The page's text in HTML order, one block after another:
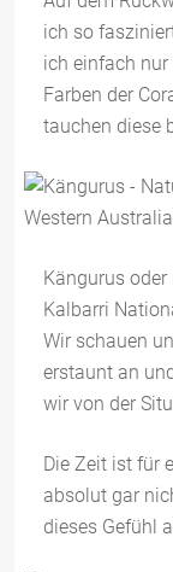
ich so
ich einfach
Farben der
tauchen diese
Kängurus
Kalbarri
Wir schauen
erstaunt an
wir von der
Die Zeit ist für
absolut gar
dieses Gefühl